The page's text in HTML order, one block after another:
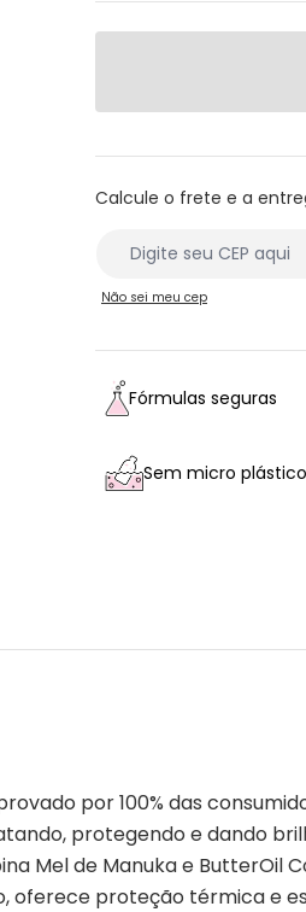
Calcule o frete e a
Não sei meu cep
Fórmulas seguras
Sem micro
por 100% das
protegendo e dando
Mel de Manuka e ButterOil
proteção térmica e